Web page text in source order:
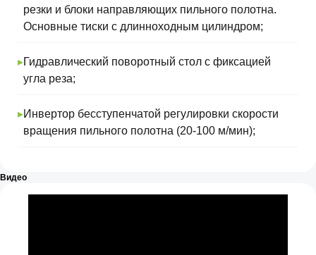
резки и блоки направляющих пильного полотна.
Основные тиски с длинноходным цилиндром;
▸Гидравлический поворотный стол с фиксацией
угла реза;
▸Инвертор бесступенчатой регулировки скорости
вращения пильного полотна (20-100 м/мин);
Видео
Политики конфиденциальности
Отправить
Компания-поставщик сложного
нового типа